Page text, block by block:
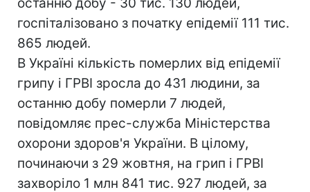
госпіталізовано з початку епідемії 111 тис.
865 людей.
В Україні кількість померлих від епідемії
грипу і ГРВІ зросла до 431 людини, за
останню добу померли 7 людей,
повідомляє прес-служба Міністерства
охорони здоров'я України. В цілому,
починаючи з 29 жовтня, на грип і ГРВІ
захворіло 1 млн 841 тис. 927 людей, за